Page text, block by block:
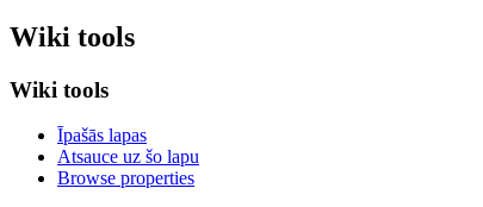
Wiki tools
Wiki tools
Īpašās lapas
Atsauce uz šo lapu
Browse properties